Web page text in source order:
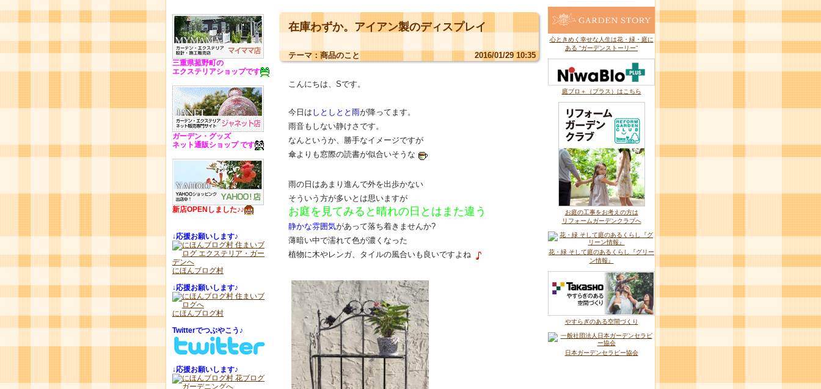
在庫わずか。アイアン製のディスプレイ
テーマ： 商品のこと 2016/01/29 10:35
こんにちは、Sです。
今日は しとしとと雨が降ってます。
雨音もしない静けさです。
なんというか、勝手なイメージですが
傘よりも窓際の読書が似合いそうな
雨の日はあまり進んで外を出歩かない
そういう方が多いとは思いますが
お庭を見てみると晴れの日とはまた違う
静かな雰囲気があって落ち着きませんか?
薄暗い中で濡れて色が濃くなった
植物に木やレンガ、タイルの風合いも良いですよね
三重県菰野町の
エクステリアショップです
ガーデン・グッズ
ネット通販ショップ です
新店OPENしました♪♪
↓応援お願いします♪
にほんブログ村
↓応援お願いします♪
にほんブログ村
Twitterでつぶやこう♪
↓応援お願いします♪
心ときめく幸せな人生は花・緑・庭に
ある “ガーデンストーリー”
庭ブロ＋（プラス）はこちら
お庭の工事をお考えの方は
リフォームガーデンクラブへ
花・緑 そして庭のあるくらし『グリー
ン情報』
やすらぎのある空間づくり
日本ガーデンセラピー協会